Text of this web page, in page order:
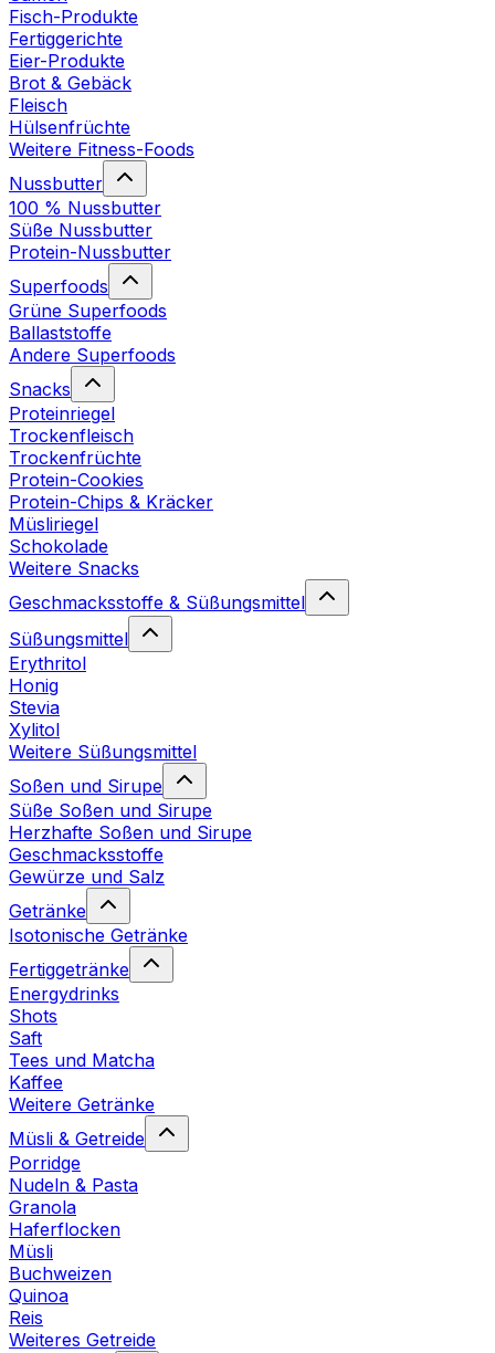
Fisch-Produkte
Fertiggerichte
Eier-Produkte
Brot & Gebäck
Fleisch
Hülsenfrüchte
Weitere Fitness-Foods
Nussbutter
100 % Nussbutter
Süße Nussbutter
Protein-Nussbutter
Superfoods
Grüne Superfoods
Ballaststoffe
Andere Superfoods
Snacks
Proteinriegel
Trockenfleisch
Trockenfrüchte
Protein-Cookies
Protein-Chips & Kräcker
Müsliriegel
Schokolade
Weitere Snacks
Geschmacksstoffe & Süßungsmittel
Süßungsmittel
Erythritol
Honig
Stevia
Xylitol
Weitere Süßungsmittel
Soßen und Sirupe
Süße Soßen und Sirupe
Herzhafte Soßen und Sirupe
Geschmacksstoffe
Gewürze und Salz
Getränke
Isotonische Getränke
Fertiggetränke
Energydrinks
Shots
Saft
Tees und Matcha
Kaffee
Weitere Getränke
Müsli & Getreide
Porridge
Nudeln & Pasta
Granola
Haferflocken
Müsli
Buchweizen
Quinoa
Reis
Weiteres Getreide